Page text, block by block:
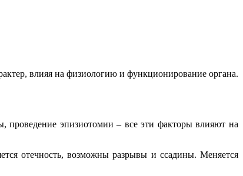
влияя на физиологию и функционирование органа.
проведение эпизиотомии – все эти факторы влияют на
отечность, возможны разрывы и ссадины. Меняется